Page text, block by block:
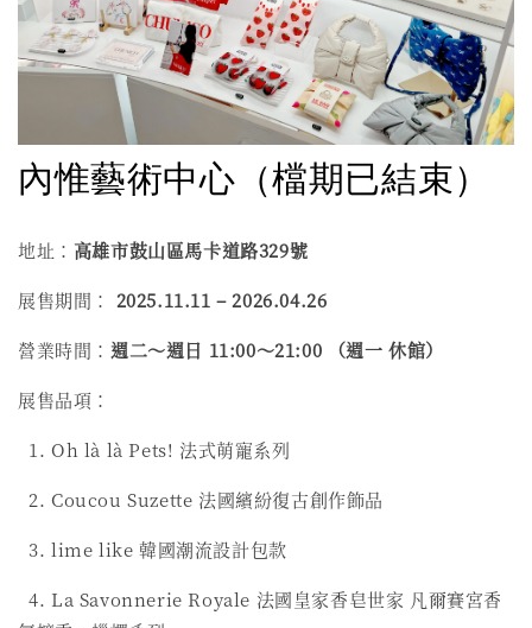
內惟藝術中心 （檔期已結束）
地址： 高雄市鼓山區馬卡道路329號
展售期間： 2025.11.11 – 2026.04.26
營業時間： 週二～週日 11:00～21:00 （週一 休館）
展售品項：
1. Oh là là Pets! 法式萌寵系列
2. Coucou Suzette 法國繽紛復古創作飾品
3. lime like 韓國潮流設計包款
4. La Savonnerie Royale 法國皇家香皂世家 凡爾賽宮香